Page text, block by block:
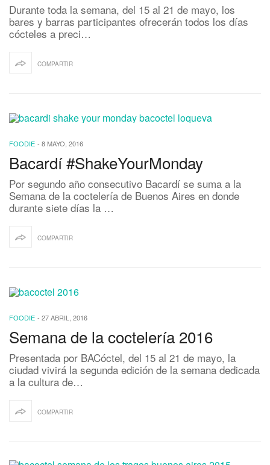
Durante toda la semana, del 15 al 21 de mayo, los
bares y barras participantes ofrecerán todos los días
cócteles a preci…
COMPARTIR
FOODIE - 8 MAYO, 2016
Bacardí #ShakeYourMonday
Por segundo año consecutivo Bacardí se suma a la
Semana de la coctelería de Buenos Aires en donde
durante siete días la …
COMPARTIR
FOODIE - 27 ABRIL, 2016
Semana de la coctelería 2016
Presentada por BACóctel, del 15 al 21 de mayo, la
ciudad vivirá la segunda edición de la semana dedicada
a la cultura de…
COMPARTIR